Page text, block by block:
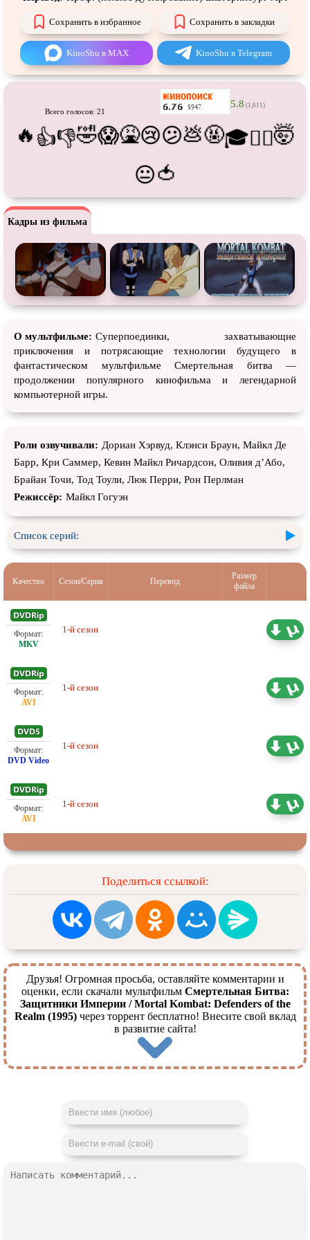
Про танцы Про тюрьму
Про футбол Про хакеров
Про хоккей ифигурное
катание
Про шпионов
Режиссёрская версия Роуд-муви
Сверхспособности Ситком
обнажённой натурой Турецкий сериал
Чёрная комедия Экранизация
В ожидании
CAMRip
Сохранить в избранное Сохранить в закладки
KinoShu в MAX KinoShu в Telegram
Всего голосов: 21
5.8 (1,611)
🔥 👍👎🤣😱🤮😢😕💩🤬🎓😵‍💫🤯
😐🍅
Кадры из фильма
О мультфильме: Суперпоединки, захватывающие
приключения и потрясающие технологии будущего в
фантастическом мультфильме Смертельная битва —
продолжении популярного кинофильма и легендарной
компьютерной игры.
Роли озвучивали: Дориан Хэрвуд, Клэнси Браун, Майкл Де
Барр, Кри Саммер, Кевин Майкл Ричардсон, Оливия д’Або,
Брайан Точи, Тод Тоули, Люк Перри, Рон Перлман
Режиссёр: Майкл Гогуэн
Список серий:
Качество Сезон/Серия Перевод
Размер
файла
1-й сезон
1-й сезон
1-й сезон
1-й сезон
Поделиться ссылкой:
Друзья! Огромная просьба, оставляйте комментарии и
оценки, если скачали мультфильм Смертельная Битва:
Защитники Империи / Mortal Kombat: Defenders of the
Realm (1995)через торрент бесплатно! Внесите свой вклад
в развитие сайта!